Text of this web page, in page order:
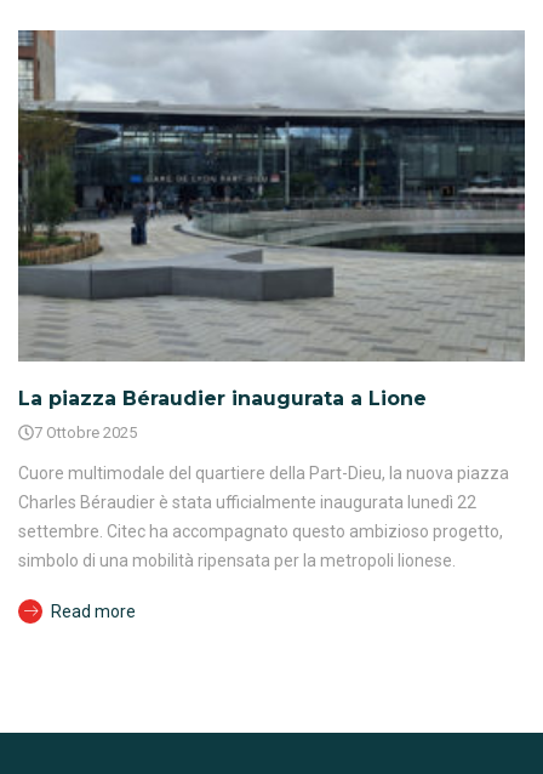
La piazza Béraudier inaugurata a Lione
7 Ottobre 2025
Cuore multimodale del quartiere della Part-Dieu, la nuova piazza
Charles Béraudier è stata ufficialmente inaugurata lunedì 22
settembre. Citec ha accompagnato questo ambizioso progetto,
simbolo di una mobilità ripensata per la metropoli lionese.
Read more